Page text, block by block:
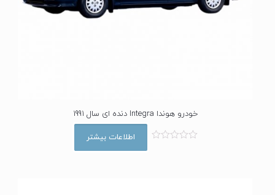
خودرو هوندا Integra دنده ای سال 1991
اطلاعات بیشتر